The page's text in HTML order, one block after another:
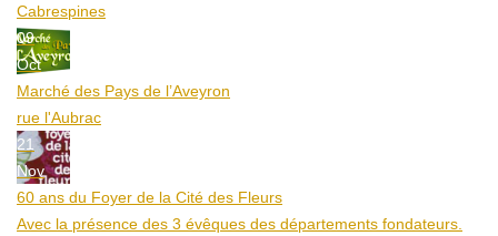
Cabrespines
09
Oct
Marché des Pays de l’Aveyron
rue l'Aubrac
21
Nov
60 ans du Foyer de la Cité des Fleurs
Avec la présence des 3 évêques des départements fondateurs.